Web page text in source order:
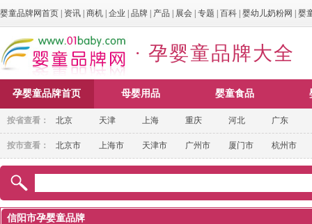
婴童品牌网首页 资讯 商机 企业 品牌 产品 展会 专题 百科 婴幼儿奶粉网 婴
· 孕婴童品牌大全
孕婴童品牌首页 母婴用品 婴童食品
北京 天津 上海 重庆 河北 广东
按省查看：
北京市 上海市 天津市 广州市 厦门市 杭州市
按市查看：
信阳市孕婴童品牌